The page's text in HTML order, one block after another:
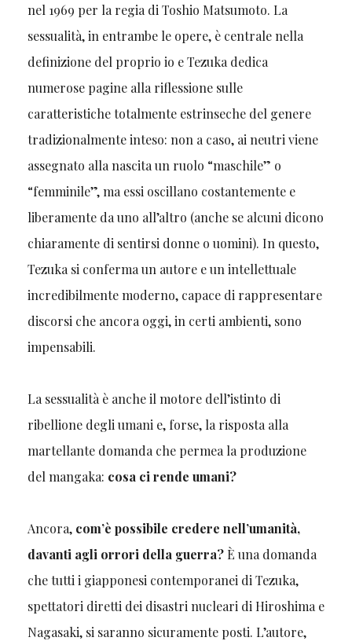
nel 1969 per la regia di Toshio Matsumoto. La
sessualità, in entrambe le opere, è centrale nella
definizione del proprio io e Tezuka dedica
numerose pagine alla riflessione sulle
caratteristiche totalmente estrinseche del genere
tradizionalmente inteso: non a caso, ai neutri viene
assegnato alla nascita un ruolo “maschile” o
“femminile”, ma essi oscillano costantemente e
liberamente da uno all’altro (anche se alcuni dicono
chiaramente di sentirsi donne o uomini). In questo,
Tezuka si conferma un autore e un intellettuale
incredibilmente moderno, capace di rappresentare
discorsi che ancora oggi, in certi ambienti, sono
impensabili.
La sessualità è anche il motore dell’istinto di
ribellione degli umani e, forse, la risposta alla
martellante domanda che permea la produzione
del mangaka: cosa ci rende umani?
Ancora, com’è possibile credere nell’umanità,
davanti agli orrori della guerra?È una domanda
che tutti i giapponesi contemporanei di Tezuka,
spettatori diretti dei disastri nucleari di Hiroshima e
Nagasaki, si saranno sicuramente posti. L’autore,